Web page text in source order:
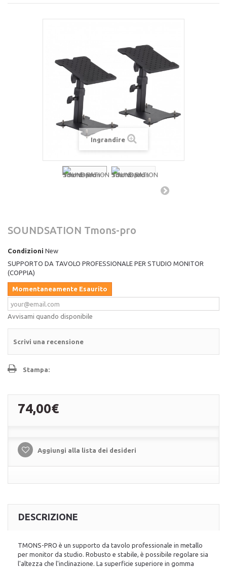
Ingrandire
SOUNDSATION Tmons-pro
Condizioni New
SUPPORTO DA TAVOLO PROFESSIONALE PER STUDIO MONITOR
(COPPIA)
Momentaneamente Esaurito
Avvisami quando disponibile
Scrivi una recensione
Stampa:
74,00€
Aggiungi alla lista dei desideri
DESCRIZIONE
TMONS-PRO è un supporto da tavolo professionale in metallo
per monitor da studio. Robusto e stabile, è possibile regolare sia
l'altezza che l'inclinazione. La superficie superiore in gomma